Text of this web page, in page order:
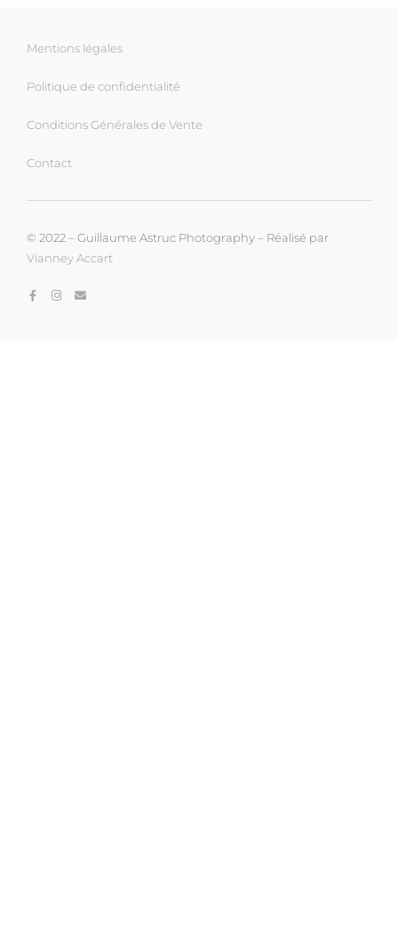
Mentions légales
Politique de confidentialité
Conditions Générales de Vente
Contact
© 2022 – Guillaume Astruc Photography – Réalisé par
Vianney Accart